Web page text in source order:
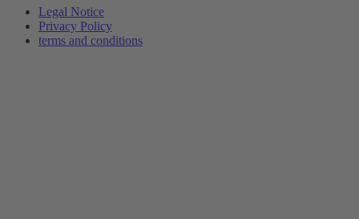
Legal Notice
Privacy Policy
terms and conditions